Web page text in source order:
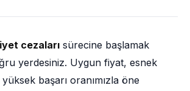
cezaları sürecine başlamak
yerdesiniz. Uygun fiyat, esnek
başarı oranımızla öne